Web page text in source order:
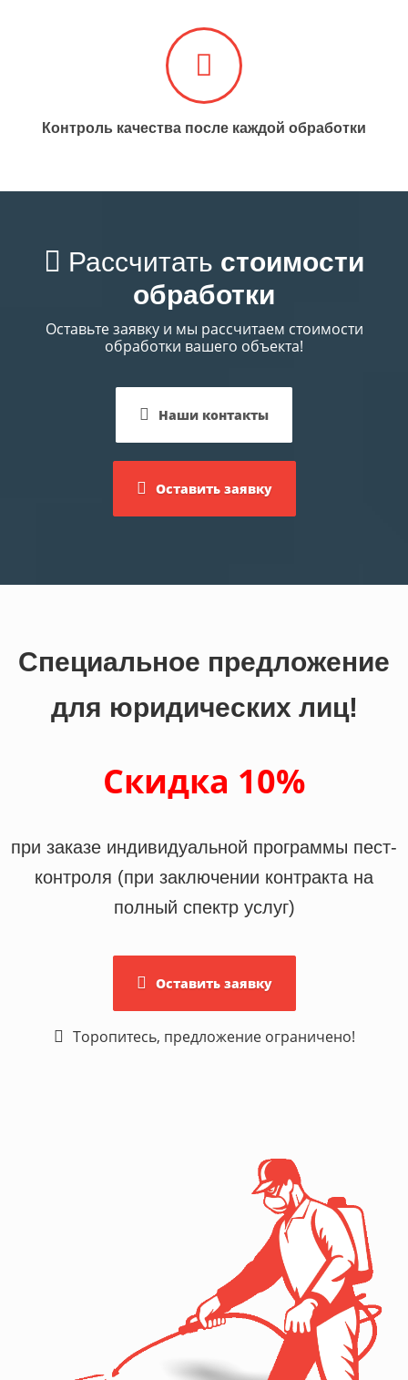
Контроль качества после каждой обработки
Рассчитать стоимости
обработки
Оставьте заявку и мы рассчитаем стоимости
обработки вашего объекта!
Наши контакты
Оставить заявку
Специальное предложение
для юридических лиц!
Скидка 10%
при заказе индивидуальной программы пест-
контроля (при заключении контракта на
полный спектр услуг)
Оставить заявку
Торопитесь, предложение ограничено!